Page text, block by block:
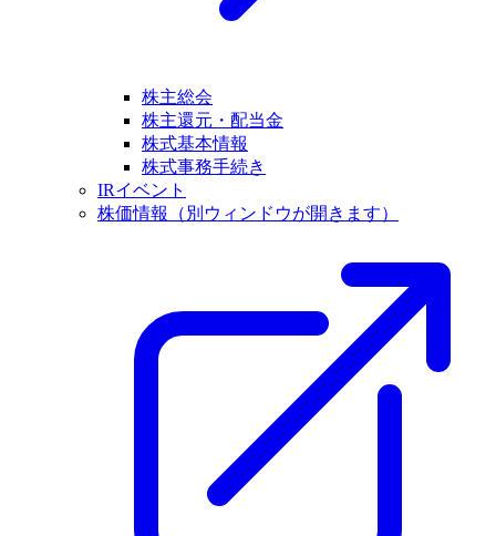
株主総会
株主還元・配当金
株式基本情報
株式事務手続き
IRイベント
株価情報
（別ウィンドウが開きます）